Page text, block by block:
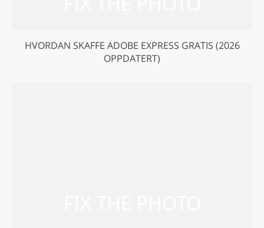
HVORDAN SKAFFE ADOBE EXPRESS GRATIS (2026
OPPDATERT)